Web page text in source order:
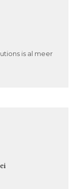
is al meer